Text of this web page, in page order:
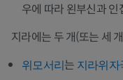
우에 따라 왼부신과 인
지라에는 두 개(또는 세
위모서리는 지라위자